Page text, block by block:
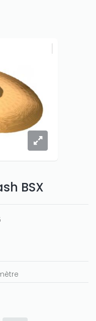
BSX
want to win a huge